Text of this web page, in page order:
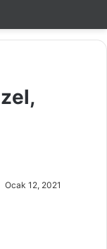
Ocak 12, 2021